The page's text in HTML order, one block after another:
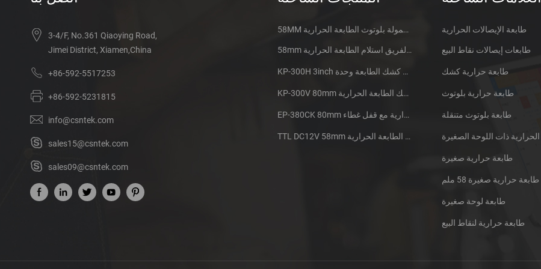
3-4/F, No.361 Qiaoying Road,
Jimei District, Xiamen,China
+86-592-5517253
+86-592-5231815
info@csntek.com
sales15@csntek.com
sales09@csntek.com
58MM المتنقلة المحمولة بلوتوث الطابعة الحرارية PTP-II
58mm الدقيقة الفريق استلام الطابعة الحرارية CSN-A1
KP-300H 3inch الحرارية كشك الطابعة وحدة
KP-300V 80mm عرض عالية السرعة كشك الطابعة الحرارية
EP-380CK 80mm طابعة حرارية مع قفل غطاء
TTL DC12V 58mm البسيطة جزءا لا يتجزأ من سيارات الأجرة استلام الطابعة الحرارية
طابعة الإيصالات الحرارية
طابعات إيصالات نقاط البيع
طابعة حرارية كشك
طابعة حرارية بلوتوث
طابعة بلوتوث متنقلة
طابعة حرارية صغيرة
طابعة حرارية صغيرة 58 ملم
طابعة لوحة صغيرة
طابعة حرارية لنقاط البيع